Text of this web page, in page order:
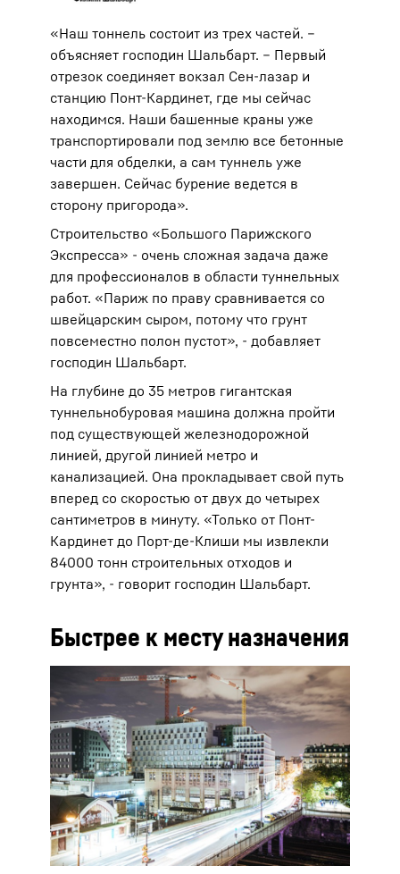
«Наш тоннель состоит из трех частей. –
объясняет господин Шальбарт. – Первый
отрезок соединяет вокзал Сен-лазар и
станцию Понт-Кардинет, где мы сейчас
находимся. Наши башенные краны уже
транспортировали под землю все бетонные
части для обделки, а сам туннель уже
завершен. Сейчас бурение ведется в
сторону пригорода».
Строительство «Большого Парижского
Экспресса» - очень сложная задача даже
для профессионалов в области туннельных
работ. «Париж по праву сравнивается со
швейцарским сыром, потому что грунт
повсеместно полон пустот», - добавляет
господин Шальбарт.
На глубине до 35 метров гигантская
туннельнобуровая машина должна пройти
под существующей железнодорожной
линией, другой линией метро и
канализацией. Она прокладывает свой путь
вперед со скоростью от двух до четырех
сантиметров в минуту. «Только от Понт-
Кардинет до Порт-де-Клиши мы извлекли
84000 тонн строительных отходов и
грунта», - говорит господин Шальбарт.
Быстрее к месту назначения